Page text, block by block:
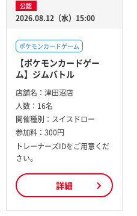
公認
2026.08.12（水）15:00
ポケモンカードゲーム
【ポケモンカードゲー
ム】ジムバトル
店舗名： 津田沼店
人数： 16名
開催種別： スイスドロー
参加料： 300円
トレーナーズIDをご用意くだ
さい。
詳細